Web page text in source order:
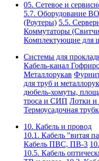
05. Сетевое и
5.7. Оборудование
(Роутеры) 5.5.
Коммутаторы
Комплектующие для
Системы для
Кабель-канал
Металлорукав
для труб и
дюбель-хомуты,
троса и СИП Лотки и
Термоусадочная
10. Кабель и провод
10.1. Кабель "витая
Кабель ПВС, ПВ-3
10.5. Кабель